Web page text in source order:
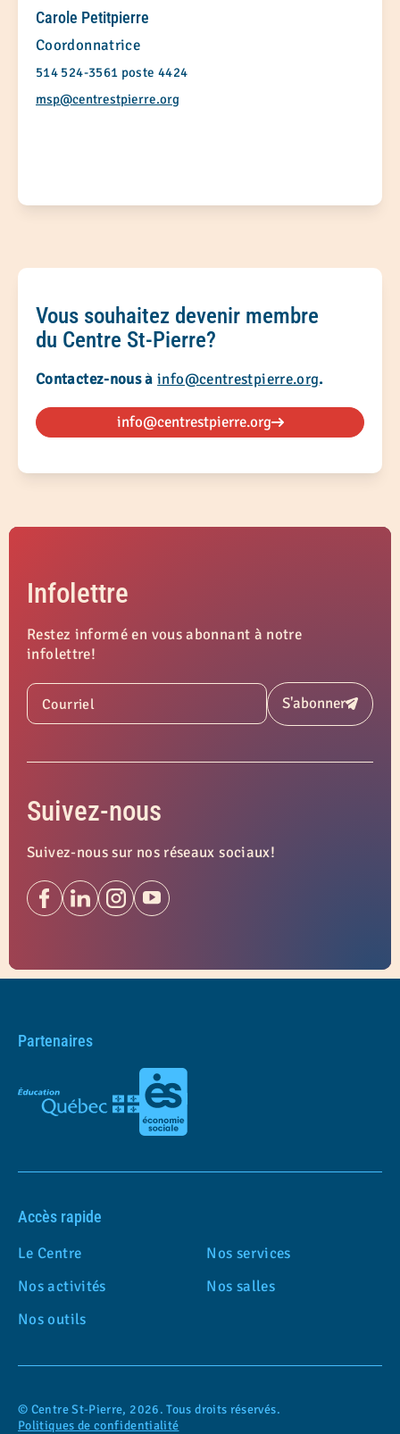
Carole Petitpierre
Coordonnatrice
514 524-3561 poste 4424
msp@centrestpierre.org
Vous souhaitez devenir membre
du Centre St-Pierre?
Contactez-nous àinfo@centrestpierre.org.
info@centrestpierre.org
Infolettre
Restez informé en vous abonnant à notre
infolettre!
Courriel S'abonnerSoumettre
Suivez-nous
Suivez-nous sur nos réseaux sociaux!
Partenaires
Accès rapide
Le Centre
Nos services
Nos activités
Nos salles
Nos outils
© Centre St-Pierre, 2026. Tous droits réservés.
Politiques de confidentialité